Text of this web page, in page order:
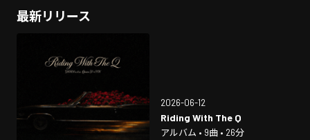
最新リリース
2026-06-12
Riding With The Q
アルバム • 9曲 • 26分